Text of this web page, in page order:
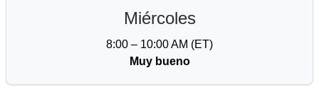
Miércoles
8:00 – 10:00 AM (ET)
Muy bueno